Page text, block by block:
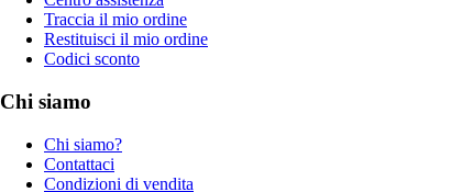
Traccia il mio ordine
Restituisci il mio ordine
Codici sconto
Chi siamo
Chi siamo?
Contattaci
Condizioni di vendita